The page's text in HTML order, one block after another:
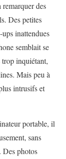
des
Des petites
inattendues
semblait se
inquiétant,
Mais peu à
intrusifs et
portable, il
sans
Des photos